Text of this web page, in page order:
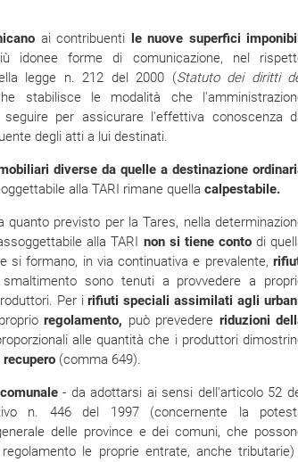
ai contribuenti le nuove superfici
idonee forme di comunicazione, nel
legge n. 212 del 2000 (Statuto dei diritti
stabilisce le modalità che
seguire per assicurare l'effettiva conoscenza
degli atti a lui destinati.
diverse da quelle a destinazione
alla TARI rimane quella calpestabile.
quanto previsto per la Tares, nella
alla TARI non si tiene contodi
si formano, in via continuativa e prevalente,
sono tenuti a provvedere a
Per irifiuti speciali assimilati agli
regolamento, può prevedere riduzioni
alle quantità che i produttori
recupero (comma 649).
- da adottarsi ai sensi dell'articolo 52
n. 446 del 1997 (concernente la
delle province e dei comuni, che
le proprie entrate, anche